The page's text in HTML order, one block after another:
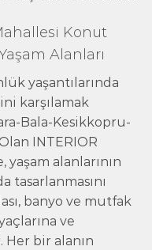
Konut
Alanları
yaşantılarında
karşılamak
Bala-Kesikkopru-
INTERIOR
alanlarının
banyo ve mutfak
ve
bir alanın